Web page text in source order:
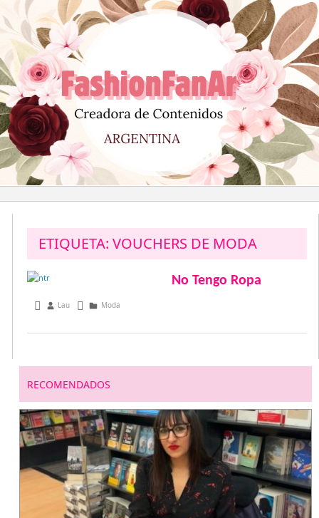
al
contenido
ETIQUETA: VOUCHERS DE MODA
No Tengo Ropa
julio 1, 2013
Lau Moda
RECOMENDADOS